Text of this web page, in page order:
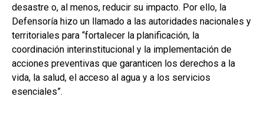
desastre o, al menos, reducir su impacto. Por ello, la
Defensoría hizo un llamado a las autoridades nacionales y
territoriales para “fortalecer la planificación, la
coordinación interinstitucional y la implementación de
acciones preventivas que garanticen los derechos a la
vida, la salud, el acceso al agua y a los servicios
esenciales”.